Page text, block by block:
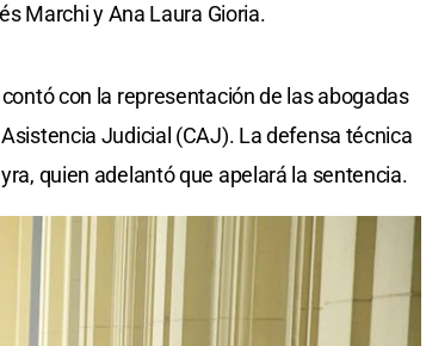
Marchi y Ana Laura Gioria.
con la representación de las abogadas
Judicial (CAJ). La defensa técnica
quien adelantó que apelará la sentencia.